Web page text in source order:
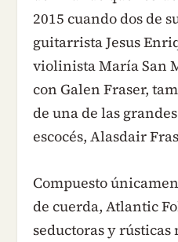
2015 cuando dos de
guitarrista Jesus
violinista María San
con Galen Fraser,
de una de las
escocés, Alasdair
Compuesto
de cuerda, Atlantic
seductoras y